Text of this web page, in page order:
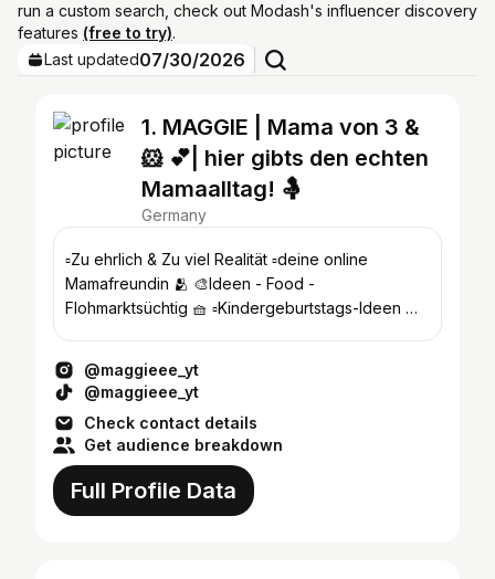
run a custom search, check out Modash's influencer discovery
features (free to try).
Last updated07/30/2026
1. MAGGIE | Mama von 3 &
🐹 💕| hier gibts den echten
Mamaalltag! 🤱
Germany
▫️Zu ehrlich & Zu viel Realität ▫️deine online
Mamafreundin 🫂 🎨Ideen - Food -
Flohmarktsüchtig 🧺 ▫️Kindergeburtstags-Ideen 🎉
@maggieee_yt
@maggieee_yt
Check contact details
Get audience breakdown
Full Profile Data